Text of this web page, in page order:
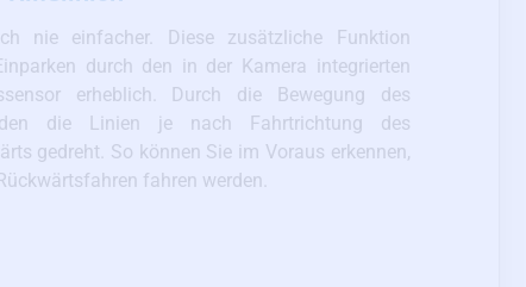
nie einfacher. Diese zusätzliche Funktion
durch den in der Kamera integrierten
erheblich. Durch die Bewegung des
die Linien je nach Fahrtrichtung des
gedreht. So können Sie im Voraus erkennen,
fahren werden.